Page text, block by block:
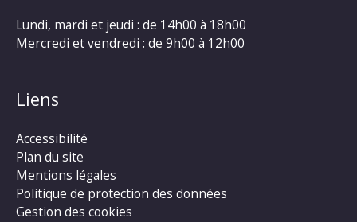
Lundi, mardi et jeudi : de 14h00 à 18h00
Mercredi et vendredi : de 9h00 à 12h00
Liens
Accessibilité
Plan du site
Mentions légales
Politique de protection des données
Gestion des cookies